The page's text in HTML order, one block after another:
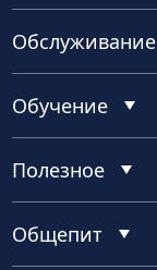
Обслуживание
Обучение
Полезное
Общепит